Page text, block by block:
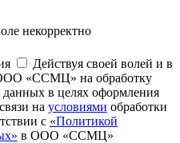
некорректно
Действуя своей волей и в
ООО «ССМЦ» на обработку
в целях оформления
на условиями обработки
с «Политикой
в ООО «ССМЦ»